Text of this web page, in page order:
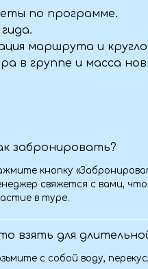
для сна, зарядные
вещей мы также
ли вы организовать
и активности.
планы изменились — как
найти удобное решение:
замену даты или помочь
конкретной поездки.
мы принимаем детей от 5
поездок возможны